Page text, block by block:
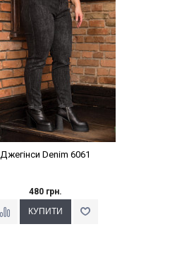
Джегінси Denim 6061
480 грн.